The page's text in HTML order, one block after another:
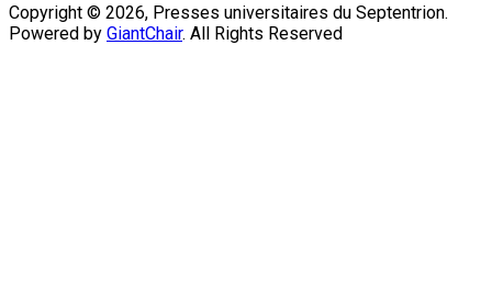
Copyright © 2026, Presses universitaires du Septentrion.
Powered by GiantChair. All Rights Reserved